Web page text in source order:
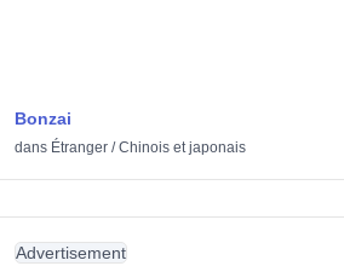
Bonzai
dans Étranger /Chinois et japonais
Advertisement